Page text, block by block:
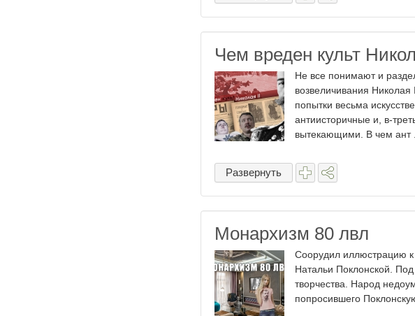
Чем вреден культ
Не все понимают и
возвеличивания
попытки весьма
антиисторичные и, в-
вытекающими. В чем ант
Развернуть
Монархизм 80 лвл
Соорудил иллюстрацию к
Натальи Поклонской.
творчества. Народ
попросившего